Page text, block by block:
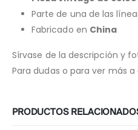
Parte de una de las
Fabricado en China
Sírvase de la descripción y
Para dudas o para ver más
PRODUCTOS